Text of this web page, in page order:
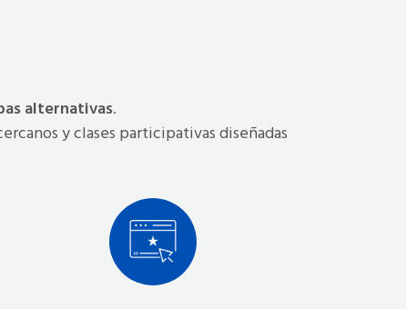
alternativas.
y clases participativas diseñadas